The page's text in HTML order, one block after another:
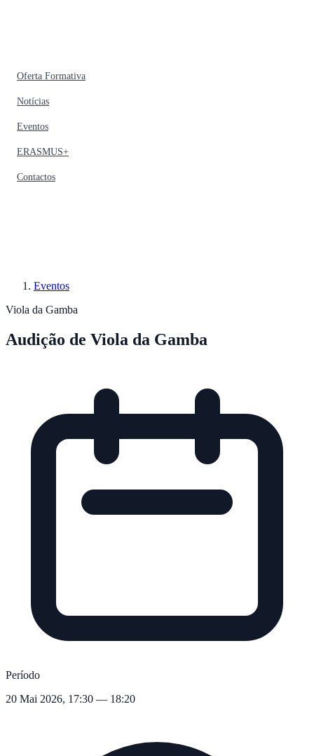
Oferta Formativa
Notícias
Eventos
ERASMUS+
Contactos
Eventos
Viola da Gamba
Audição de Viola da Gamba
Período
20 Mai 2026, 17:30 — 18:20